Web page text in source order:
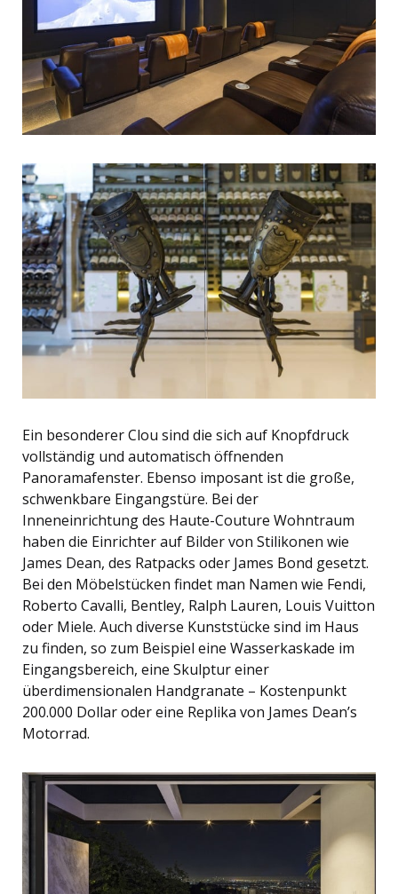
Ein besonderer Clou sind die sich auf Knopfdruck
vollständig und automatisch öffnenden
Panoramafenster. Ebenso imposant ist die große,
schwenkbare Eingangstüre. Bei der
Inneneinrichtung des Haute-Couture Wohntraum
haben die Einrichter auf Bilder von Stilikonen wie
James Dean, des Ratpacks oder James Bond gesetzt.
Bei den Möbelstücken findet man Namen wie Fendi,
Roberto Cavalli, Bentley, Ralph Lauren, Louis Vuitton
oder Miele. Auch diverse Kunststücke sind im Haus
zu finden, so zum Beispiel eine Wasserkaskade im
Eingangsbereich, eine Skulptur einer
überdimensionalen Handgranate – Kostenpunkt
200.000 Dollar oder eine Replika von James Dean’s
Motorrad.